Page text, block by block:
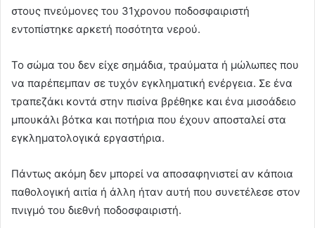
στους πνεύμονες του 31χρονου ποδοσφαιριστή
εντοπίστηκε αρκετή ποσότητα νερού.
Το σώμα του δεν είχε σημάδια, τραύματα ή μώλωπες που
να παρέπεμπαν σε τυχόν εγκληματική ενέργεια. Σε ένα
τραπεζάκι κοντά στην πισίνα βρέθηκε και ένα μισοάδειο
μπουκάλι βότκα και ποτήρια που έχουν αποσταλεί στα
εγκληματολογικά εργαστήρια.
Πάντως ακόμη δεν μπορεί να αποσαφηνιστεί αν κάποια
παθολογική αιτία ή άλλη ήταν αυτή που συνετέλεσε στον
πνιγμό του διεθνή ποδοσφαιριστή.